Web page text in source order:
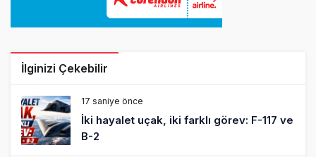
İlginizi Çekebilir
17 saniye önce
İki hayalet uçak, iki farklı görev: F-117 ve
B-2